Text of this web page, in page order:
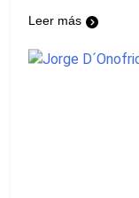
Leer más